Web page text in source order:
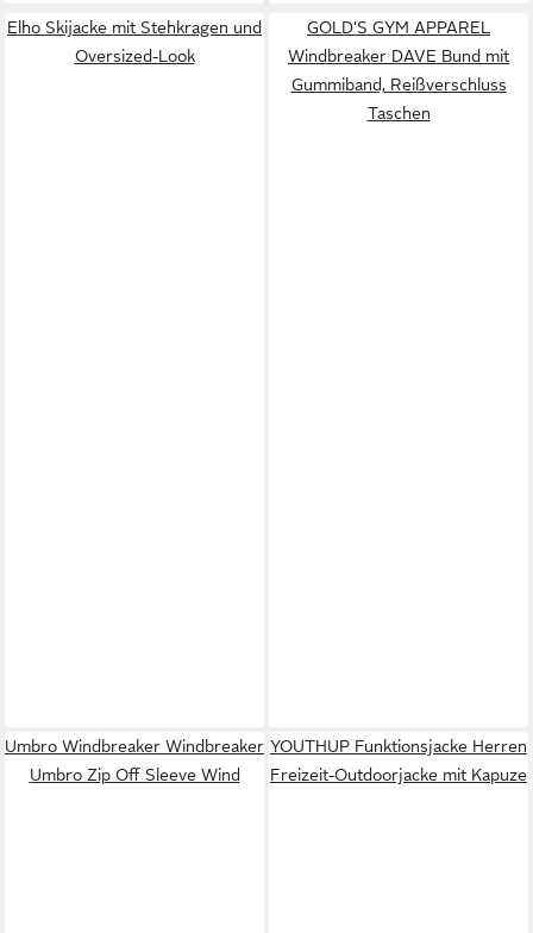
Elho Skijacke mit Stehkragen und
Oversized-Look
GOLD'S GYM APPAREL
Windbreaker DAVE Bund mit
Gummiband, Reißverschluss
Taschen
Umbro Windbreaker Windbreaker
Umbro Zip Off Sleeve Wind
YOUTHUP Funktionsjacke Herren
Freizeit-Outdoorjacke mit Kapuze